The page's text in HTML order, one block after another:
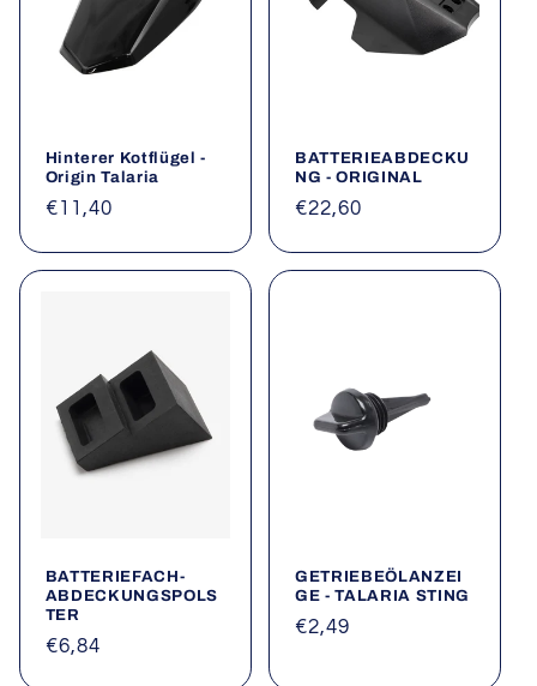
Hinterer Kotflügel -
Origin Talaria
Normaler
€11,40
BATTERIEABDECKU
NG - ORIGINAL
Normaler
€22,60
BATTERIEFACH-
ABDECKUNGSPOLS
TER
Normaler
€6,84
GETRIEBEÖLANZEI
GE - TALARIA STING
Normaler
€2,49